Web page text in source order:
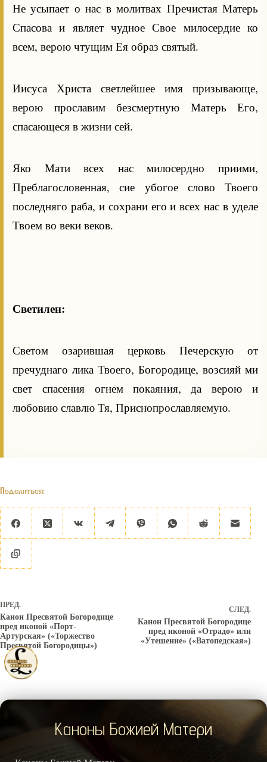
Не усыпает о нас в молитвах Пречистая Матерь
Спасова и являет чудное Свое милосердие ко
всем, верою чтущим Ея образ святый.
Иисуса Христа светлейшее имя призывающе,
верою прославим безсмертную Матерь Его,
спасающеся в жизни сей.
Яко Мати всех нас милосердно приими,
Преблагословенная, сие убогое слово Твоего
последняго раба, и сохрани его и всех нас в уделе
Твоем во веки веков.
Светилен:
Светом озарившая церковь Печерскую от
пречуднаго лика Твоего, Богородице, возсияй ми
свет спасения огнем покаяния, да верою и
любовию славлю Тя, Приснопрославляемую.
Поделиться:
ПРЕД.
Канон Пресвятой Богородице
пред иконой «Порт-
Артурская» («Торжество
Пресвятой Богородицы»)
СЛЕД.
Канон Пресвятой Богородице
пред иконой «Отрадо» или
«Утешение» («Ватопедская»)
Каноны Божией Матери